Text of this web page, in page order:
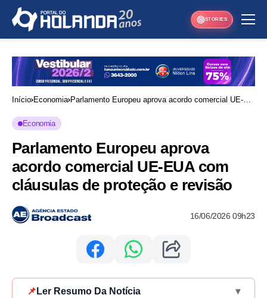
STORIES
Início Economia Parlamento Europeu aprova acordo comercial UE-
Economia
Parlamento Europeu aprova
acordo comercial UE-EUA com
cláusulas de proteção e revisão
16/06/2026 09h23
📌 Ler Resumo Da Notícia ▾